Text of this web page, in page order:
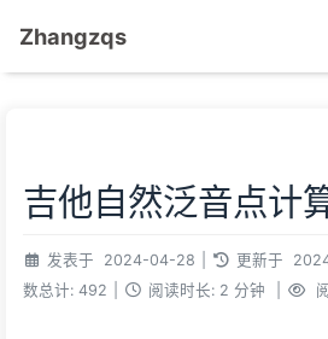
Zhangzqs
吉他自然泛音点计
发表于 2024-04-28 更新于
数总计: 492 阅读时长: 2 分钟